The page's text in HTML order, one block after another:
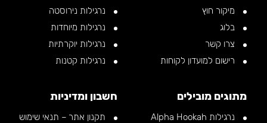
מיקור חוץ
בלוג
צרו קשר
רישום למועדון לקוחות
נרגילות נירוסטה
נרגילות מיוחדות
נרגילות יוקרתיות
נרגילות קטנות
מתוגים מובילים
נרגילות Alpha Hookah
חשבון ומדיניות
תקנון אתר – תנאי שימוש